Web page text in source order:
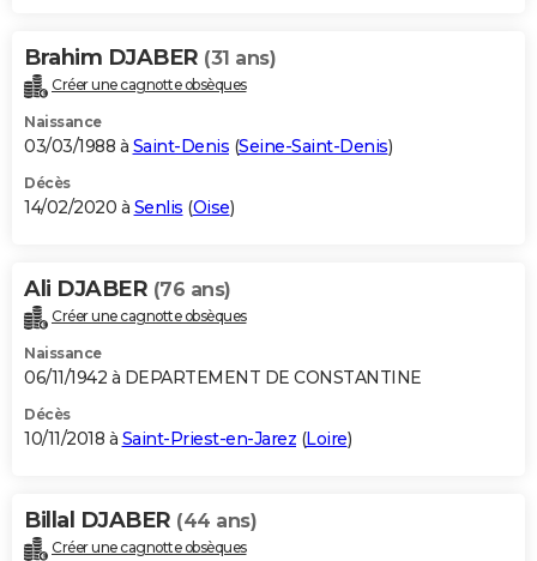
Brahim DJABER (31 ans)
Créer une cagnotte obsèques
Naissance
03/03/1988 à Saint-Denis (Seine-Saint-Denis)
Décès
14/02/2020 à Senlis (Oise)
Ali DJABER (76 ans)
Créer une cagnotte obsèques
Naissance
06/11/1942 à DEPARTEMENT DE CONSTANTINE
Décès
10/11/2018 à Saint-Priest-en-Jarez (Loire)
Billal DJABER (44 ans)
Créer une cagnotte obsèques